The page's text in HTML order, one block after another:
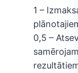
1 –
0,5 –